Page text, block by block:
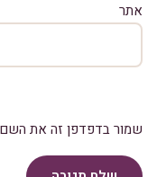
אתר
שמור בדפדפן זה את